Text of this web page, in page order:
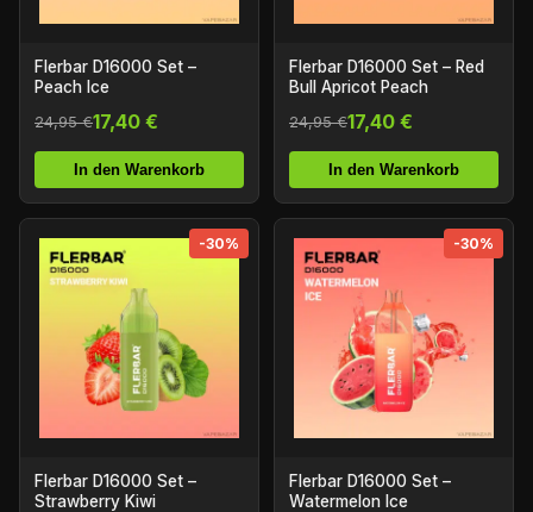
Flerbar D16000 Set –
Peach Ice
24,95 €17,40 €
In den Warenkorb
Flerbar D16000 Set – Red
Bull Apricot Peach
24,95 €17,40 €
In den Warenkorb
-30%
Flerbar D16000 Set –
Strawberry Kiwi
-30%
Flerbar D16000 Set –
Watermelon Ice